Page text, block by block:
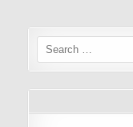
Search for: